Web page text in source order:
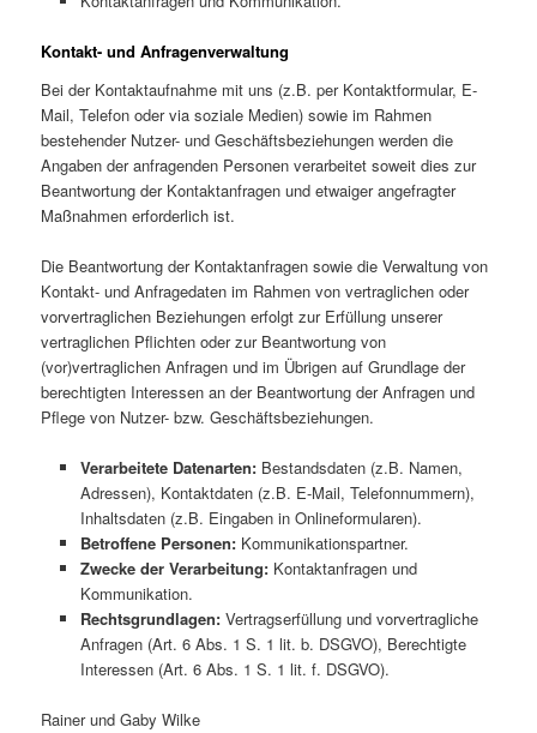
Kontakt- und Anfragenverwaltung
Bei der Kontaktaufnahme mit uns (z.B. per Kontaktformular, E-
Mail, Telefon oder via soziale Medien) sowie im Rahmen
bestehender Nutzer- und Geschäftsbeziehungen werden die
Angaben der anfragenden Personen verarbeitet soweit dies zur
Beantwortung der Kontaktanfragen und etwaiger angefragter
Maßnahmen erforderlich ist.
Die Beantwortung der Kontaktanfragen sowie die Verwaltung von
Kontakt- und Anfragedaten im Rahmen von vertraglichen oder
vorvertraglichen Beziehungen erfolgt zur Erfüllung unserer
vertraglichen Pflichten oder zur Beantwortung von
(vor)vertraglichen Anfragen und im Übrigen auf Grundlage der
berechtigten Interessen an der Beantwortung der Anfragen und
Pflege von Nutzer- bzw. Geschäftsbeziehungen.
Verarbeitete Datenarten:Bestandsdaten (z.B. Namen,
Adressen), Kontaktdaten (z.B. E-Mail, Telefonnummern),
Inhaltsdaten (z.B. Eingaben in Onlineformularen).
Betroffene Personen:Kommunikationspartner.
Zwecke der Verarbeitung:Kontaktanfragen und
Kommunikation.
Rechtsgrundlagen:Vertragserfüllung und vorvertragliche
Anfragen (Art. 6 Abs. 1 S. 1 lit. b. DSGVO), Berechtigte
Interessen (Art. 6 Abs. 1 S. 1 lit. f. DSGVO).
Rainer und Gaby Wilke